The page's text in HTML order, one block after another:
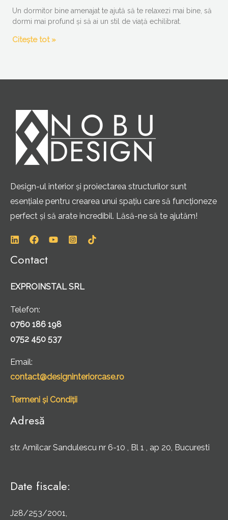
Un dormitor bine amenajat te ajută să te relaxezi mai bine, să
dormi mai profund și să ai un stil de viață echilibrat.
Citește tot »
Design-ul interior și proiectarea structurilor sunt
esențiale pentru crearea unui spațiu care să funcționeze
perfect și să arate incredibil. Lăsă-ne să te ajutăm!
Contact
EXPROINSTAL SRL
Telefon:
0760 186 198
0752 450 537
Email:
contact@designinteriorcase.ro
Termeni și Condiții
Adresă
str. Amilcar Sandulescu nr 6-10 , Bl 1 , ap 20, Bucuresti
Date fiscale:
J28/253/2001,